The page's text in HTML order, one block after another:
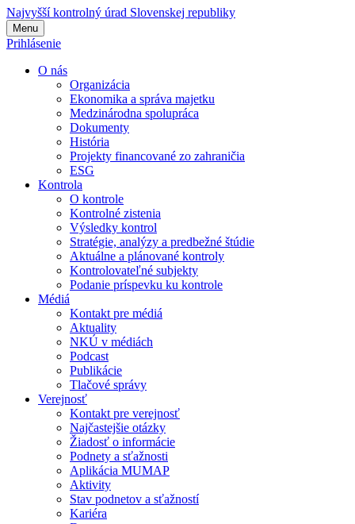
Najvyšší kontrolný úrad Slovenskej republiky
Menu
Prihlásenie
O nás
Organizácia
Ekonomika a správa majetku
Medzinárodna spolupráca
Dokumenty
História
Projekty financované zo zahraničia
ESG
Kontrola
O kontrole
Kontrolné zistenia
Výsledky kontrol
Stratégie, analýzy a predbežné štúdie
Aktuálne a plánované kontroly
Kontrolovateľné subjekty
Podanie príspevku ku kontrole
Médiá
Kontakt pre médiá
Aktuality
NKÚ v médiách
Podcast
Publikácie
Tlačové správy
Verejnosť
Kontakt pre verejnosť
Najčastejšie otázky
Žiadosť o informácie
Podnety a sťažnosti
Aplikácia MUMAP
Aktivity
Stav podnetov a sťažností
Kariéra